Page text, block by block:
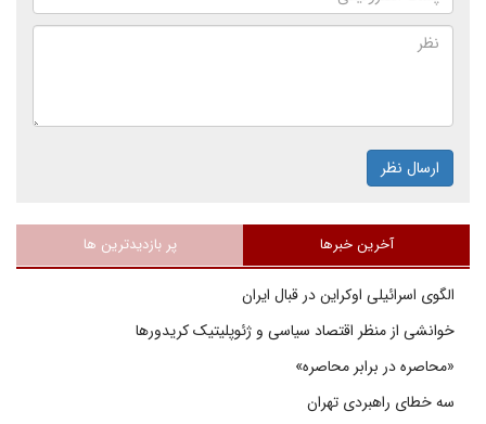
ارسال نظر
آخرین خبرها پر بازدیدترین ها
الگوی اسرائیلی اوکراین در قبال ایران
خوانشی از منظر اقتصاد سیاسی و ژئوپلیتیک کریدورها
«محاصره در برابر محاصره»
سه خطای راهبردی تهران